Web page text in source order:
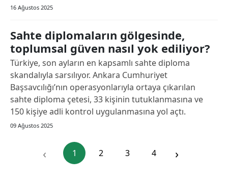
16 Ağustos 2025
Sahte diplomaların gölgesinde,
toplumsal güven nasıl yok ediliyor?
Türkiye, son ayların en kapsamlı sahte diploma
skandalıyla sarsılıyor. Ankara Cumhuriyet
Başsavcılığı’nın operasyonlarıyla ortaya çıkarılan
sahte diploma çetesi, 33 kişinin tutuklanmasına ve
150 kişiye adli kontrol uygulanmasına yol açtı.
09 Ağustos 2025
‹ 1 2 3 4 ›